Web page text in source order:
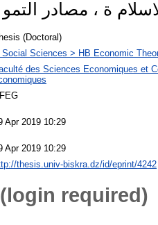
(Doctoral)
Social Sciences > HB Economic
des Sciences Economiques et
Apr 2019 10:29
Apr 2019 10:29
thesis.univ-biskra.dz/id/eprint/4242
required)